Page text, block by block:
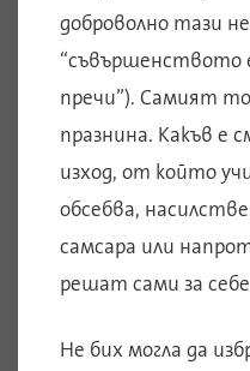
доброволно тази
“съвършенството
пречи”). Самият
празнина. Какъв е
изход, от който
обсебва,
самсара или
решат сами за
Не бих могла да